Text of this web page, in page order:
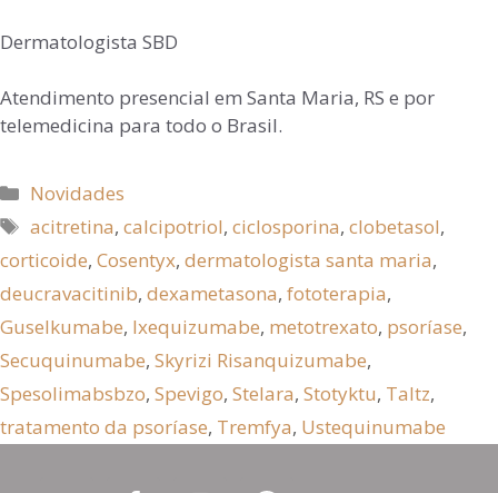
Dermatologista SBD
Atendimento presencial em Santa Maria, RS e por
telemedicina para todo o Brasil.
Novidades
acitretina,calcipotriol,ciclosporina,clobetasol,
corticoide, Cosentyx, dermatologista santa maria,
deucravacitinib, dexametasona, fototerapia,
Guselkumabe, Ixequizumabe, metotrexato, psoríase,
Secuquinumabe, Skyrizi Risanquizumabe,
Spesolimabsbzo, Spevigo, Stelara, Stotyktu, Taltz,
tratamento da psoríase, Tremfya, Ustequinumabe